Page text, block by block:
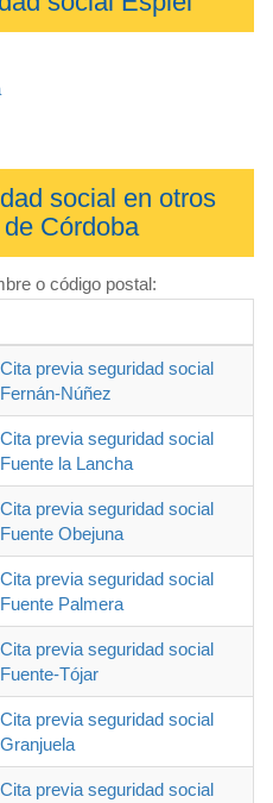
social en otros
Córdoba
o código postal:
Cita previa seguridad social
Fernán-Núñez
Cita previa seguridad social
Fuente la Lancha
Cita previa seguridad social
Fuente Obejuna
Cita previa seguridad social
Fuente Palmera
Cita previa seguridad social
Fuente-Tójar
Cita previa seguridad social
Granjuela
Cita previa seguridad social